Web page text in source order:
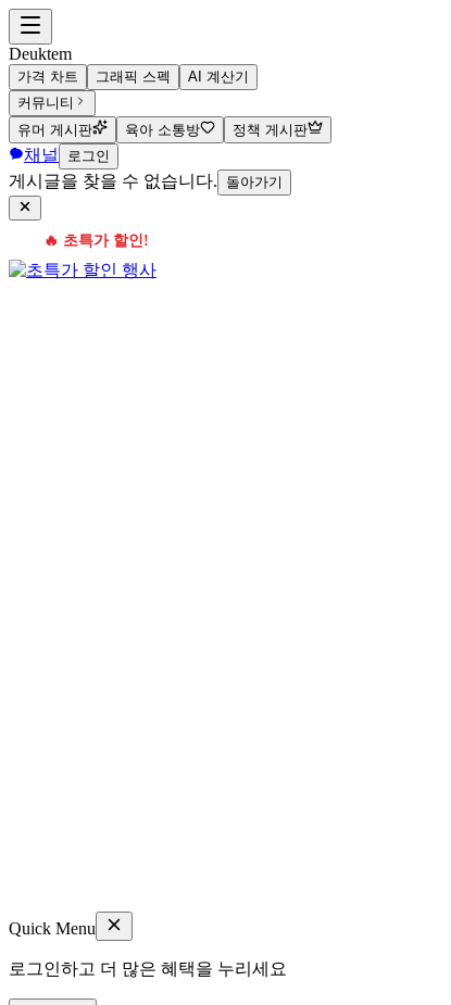
Deuktem
가격 차트 그래픽 스펙
AI 계산기
커뮤니티
유머 게시판
육아 소통방 정책 게시판
채널 로그인
게시글을 찾을 수 없습니다. 돌아가기
🔥 초특가 할인!
Quick Menu
로그인하고 더 많은 혜택을 누리세요